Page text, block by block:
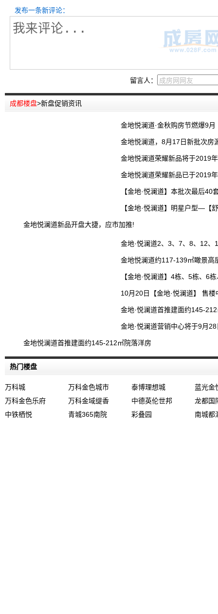
发布一条新评论：
留言人：
成都楼盘>新盘促销资讯
金地悦澜道·金秋购房节燃爆9月
金地悦澜道，8月17日新批次房
金地悦澜道荣耀新品将于2019
金地悦澜道荣耀新品已于2019
【金地·悦澜道】本批次最后
【金地·悦澜道】明星户型—【
金地悦澜道新品开盘大捷，应市加推!
金地·悦澜道2、3、7、8、12、
金地悦澜道约117-139㎡瞰景高
【金地·悦澜道】4栋、5栋、6
10月20日【金地·悦澜道】 售
金地·悦澜道首推建面约145-
金地·悦澜道营销中心将于9月
金地悦澜道首推建面约145-212㎡院落洋房
热门楼盘
万科城 万科金色城市 泰博理想城
蓝光金
万科金色乐府
万科金域缇香 中德英伦世邦
龙都国
中铁栖悦
青城365南院 彩叠园 南城都